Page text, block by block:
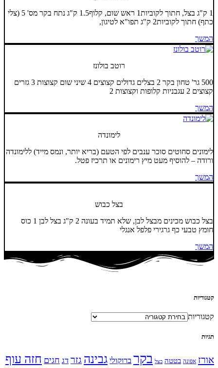
1 ק"ג בצל, חתוך לקוביות1 ראש שום, קלוף1.5 ק"ג נתח בקר מס' 5 (צלי
כתף) חתוך לקוביות2 ק"ג תפו"א לטיגון,
המשך
רוטב בולונז
500 גר' טחון בקר 2 בצלים גדולים קצוצים 4 שיני שום קצוצות 3 גזרים
קצוצים 2 עגבניות קלופות וקצוצות 2
המשך
לימונדה
לימונים סחוטים סוכר ענבים לפי הטעם (בריא יותר, ונמס מייד) ללימונדה
ורודה – להוסיף מעט מיץ רימונים או תרכיז פטל.
המשך
בצל כבוש
בצל כבוש מכינים מבצל לבן, שלא תמיד בעונה 2 ק"ג בצל לבן 1 כוס
חומץ טבעי כף גרגירי פלפל אנגלי
המשך
קטגוריות
קטגוריות
תגיות
אורז אפונה בטטה בצל בקר ברוקולי גבינה גזר דג חגים חזה עוף